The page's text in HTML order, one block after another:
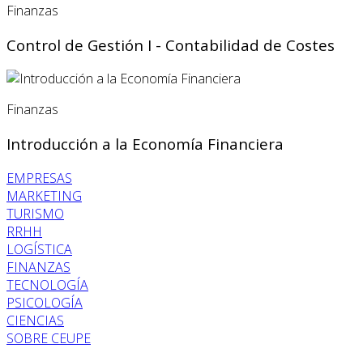
Finanzas
Control de Gestión I - Contabilidad de Costes
Finanzas
Introducción a la Economía Financiera
EMPRESAS
MARKETING
TURISMO
RRHH
LOGÍSTICA
FINANZAS
TECNOLOGÍA
PSICOLOGÍA
CIENCIAS
SOBRE CEUPE